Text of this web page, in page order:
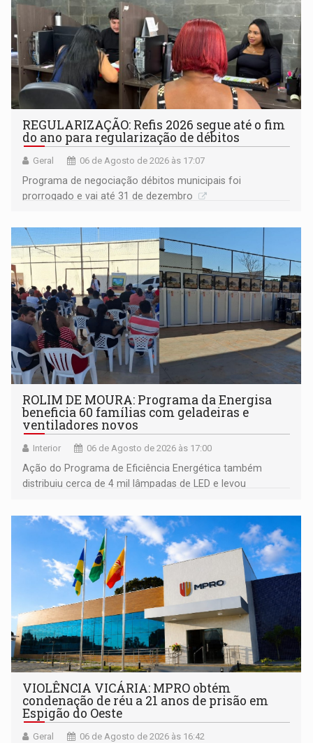
REGULARIZAÇÃO: Refis 2026 segue até o fim
do ano para regularização de débitos
Geral 06 de Agosto de 2026 às 17:07
Programa de negociação débitos municipais foi
prorrogado e vai até 31 de dezembro
ROLIM DE MOURA: Programa da Energisa
beneficia 60 famílias com geladeiras e
ventiladores novos
Interior 06 de Agosto de 2026 às 17:00
Ação do Programa de Eficiência Energética também
distribuiu cerca de 4 mil lâmpadas de LED e levou
comunidade
VIOLÊNCIA VICÁRIA: MPRO obtém
condenação de réu a 21 anos de prisão em
Espigão do Oeste
Geral 06 de Agosto de 2026 às 16:42